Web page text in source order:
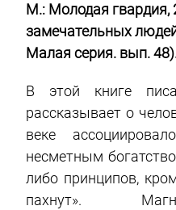
М.: Молодая гвардия,
замечательных
Малая серия. вып.
В этой книге
рассказывает о
веке
несметным
либо принципов,
пахнут».